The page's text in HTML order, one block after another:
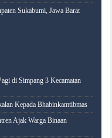
Sukabumi, Jawa Barat
di Simpang 3 Kecamatan
Kepada Bhabinkamtibmas
Ajak Warga Binaan